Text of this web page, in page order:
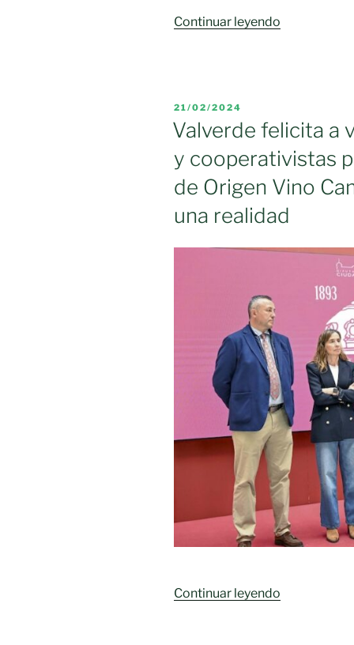
Continuar leyendo
nueva
origen»
PUBLICADO
EL
21/02/2024
Valverde felicita a
y cooperativistas
de Origen Vino
una realidad
Continuar leyendo